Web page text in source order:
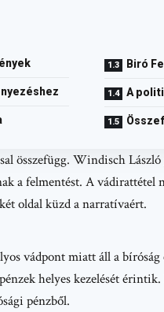
Biró
A
összefügg. Windisch
a felmentést. A
oldal küzd a narratívaért.
vádpont miatt áll a
helyes kezelését
pénzből.